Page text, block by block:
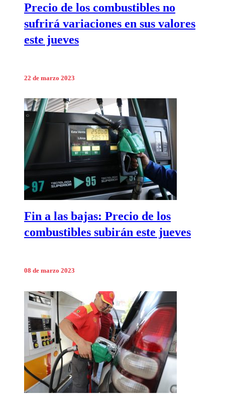
Precio de los combustibles no
sufrirá variaciones en sus valores
este jueves
22 de marzo 2023
Fin a las bajas: Precio de los
combustibles subirán este jueves
08 de marzo 2023